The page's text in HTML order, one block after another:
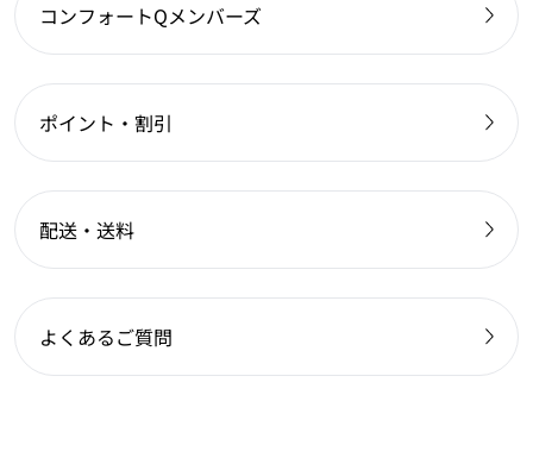
コンフォートQメンバーズ
ポイント・割引
配送・送料
よくあるご質問